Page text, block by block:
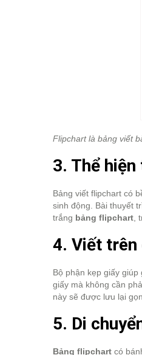
Flipchart là bảng viết
3. Thể
Bảng viết flipchart có
sinh động. Bài thuyết
trắng bảng flipchart,
4. Viết
Bộ phận kẹp giấy
giấy mà không cần
này sẽ được lưu lại
5. Di
Bảng flipchart có